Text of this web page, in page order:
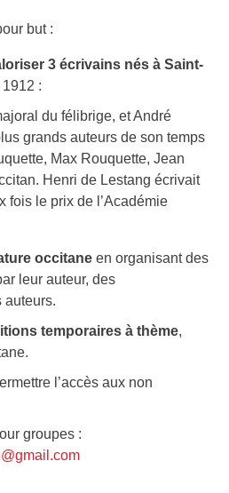
but :
3 écrivains nés à Saint-
:
du félibrige, et André
grands auteurs de son temps
Max Rouquette, Jean
Henri de Lestang écrivait
fois le prix de l’Académie
occitane en organisant des
leur auteur, des
auteurs.
temporaires à thème,
l’accès aux non
groupes :